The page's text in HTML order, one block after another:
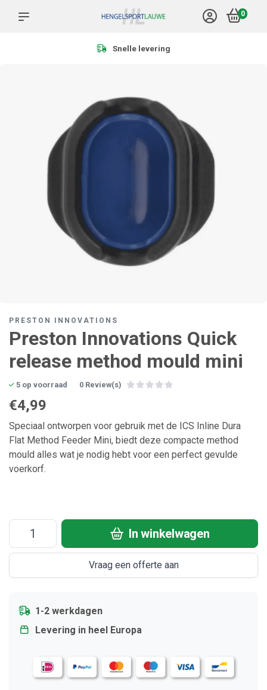
0
PRESTON INNOVATIONS
Preston Innovations Quick
release method mould mini
5 op voorraad 0 Review(s)
€4,99
Speciaal ontworpen voor gebruik met de ICS Inline Dura
Flat Method Feeder Mini, biedt deze compacte method
mould alles wat je nodig hebt voor een perfect gevulde
voerkorf.
In winkelwagen
Vraag een offerte aan
1-2 werkdagen
Levering in heel Europa